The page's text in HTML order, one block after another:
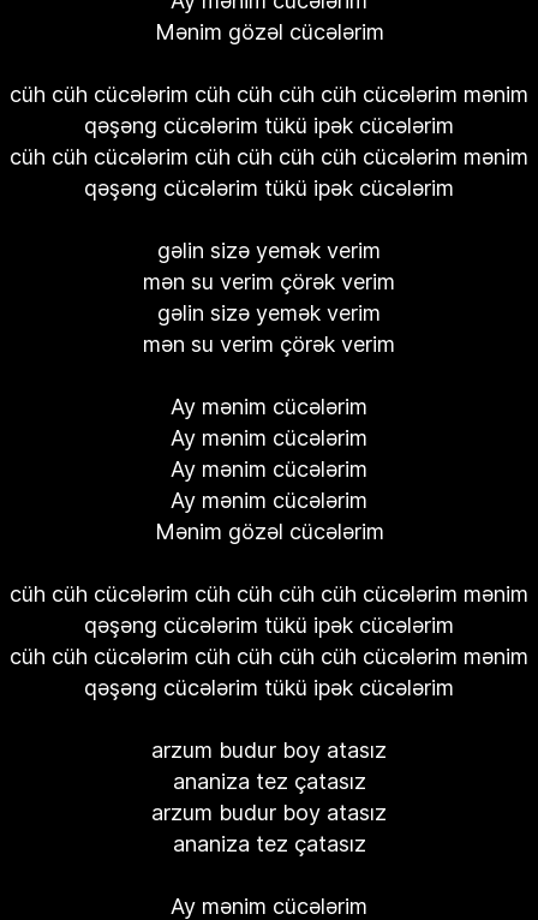
Mənim gözəl cücələrim
cüh cüh cücələrim cüh cüh cüh cüh cücələrim mənim
qəşəng cücələrim tükü ipək cücələrim
cüh cüh cücələrim cüh cüh cüh cüh cücələrim mənim
qəşəng cücələrim tükü ipək cücələrim
gəlin sizə yemək verim
mən su verim çörək verim
gəlin sizə yemək verim
mən su verim çörək verim
Ay mənim cücələrim
Ay mənim cücələrim
Ay mənim cücələrim
Ay mənim cücələrim
Mənim gözəl cücələrim
cüh cüh cücələrim cüh cüh cüh cüh cücələrim mənim
qəşəng cücələrim tükü ipək cücələrim
cüh cüh cücələrim cüh cüh cüh cüh cücələrim mənim
qəşəng cücələrim tükü ipək cücələrim
arzum budur boy atasız
ananiza tez çatasız
arzum budur boy atasız
ananiza tez çatasız
Ay mənim cücələrim